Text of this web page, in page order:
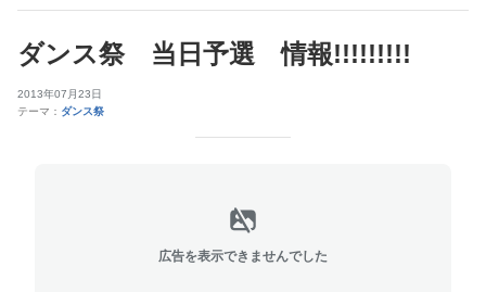
ダンス祭 当日予選 情報!!!!!!!!!
2013年07月23日
テーマ： ダンス祭
広告を表示できませんでした